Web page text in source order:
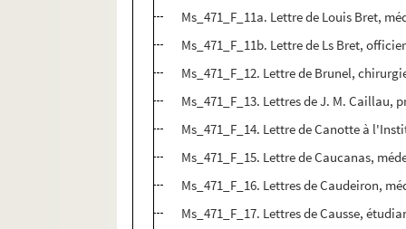
Ms_471_F_11a. Lettre de Louis Bret,
Ms_471_F_11b. Lettre de Ls Bret,
Ms_471_F_12. Lettre de Brunel,
Ms_471_F_13. Lettres de J. M. Caillau,
Ms_471_F_14. Lettre de Canotte à
Ms_471_F_15. Lettre de Caucanas,
Ms_471_F_16. Lettres de Caudeiron,
Ms_471_F_17. Lettres de Causse,